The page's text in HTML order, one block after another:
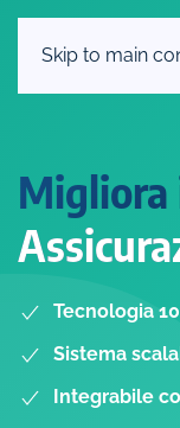
Skip to main
Migliora
Tecnologia
Sistema
Integrabile